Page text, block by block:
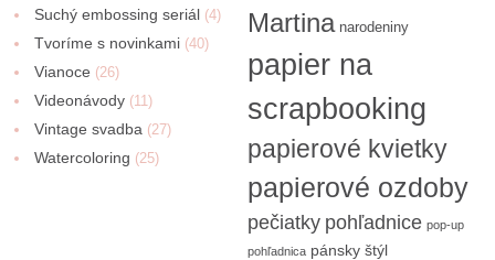
Suchý embossing seriál (4)
Tvoríme s novinkami (40)
Vianoce (26)
Videonávody (11)
Vintage svadba (27)
Watercoloring (25)
Martina narodeniny
papier na
scrapbooking
papierové kvietky
papierové ozdoby
pečiatky pohľadnice pop-up
pohľadnica pánsky štýl